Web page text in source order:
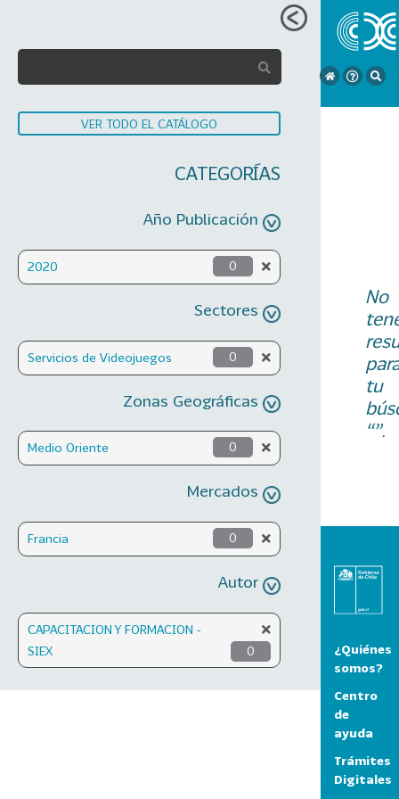
VER TODO EL CATÁLOGO
CATEGORÍAS
Año Publicación
2020 0
Sectores
Servicios de Videojuegos 0
Zonas Geográficas
Medio Oriente 0
Mercados
Francia 0
Autor
CAPACITACION Y FORMACION -
SIEX
0
No
tu
“”.
¿Quiénes
somos?
Centro
de
ayuda
Trámites
Digitales